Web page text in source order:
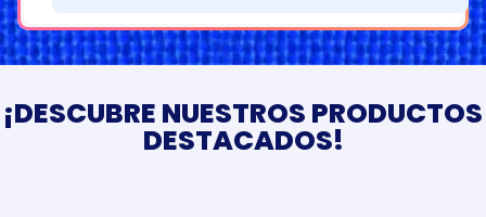
¡DESCUBRE NUESTROS PRODUCTOS
DESTACADOS!